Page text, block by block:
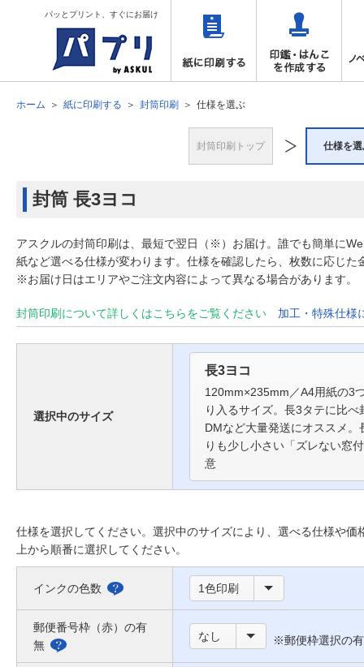
パッとプリント、すぐにお届け
ホーム 紙に印刷する 封筒印刷 仕様を選ぶ
封筒印刷トップ 仕様を
封筒 長3ヨコ
アスクルの封筒印刷は、最短で翌日（※）お届け。誰でも簡単に
紙など選べる仕様が変わります。仕様を確認したら、枚数に応じ
※お届け日はエリアやご注文内容によって異なる場合があります。
封筒印刷について詳しくはこちらをご覧ください 加工・特殊仕様
選択中のサイズ
長3ヨコ
120mm×235mm／A4用紙の3
り入るサイズ。長3タテに比べ
DMなど大量発送にオススメ。
りも少し小さい「ズレない窓
意
仕様を選択してください。選択中のサイズにより、選べる仕様や価
上から順番に選択してください。
インクの色数
べ
1色印刷
郵便番号枠（赤）の有
無
なし ※郵便枠選択の